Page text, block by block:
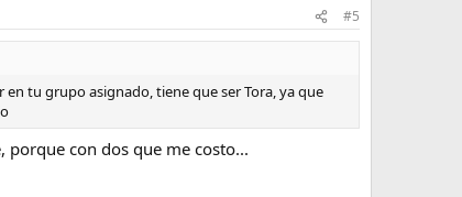
#5
tu grupo asignado, tiene que ser Tora, ya que
porque con dos que me costo...